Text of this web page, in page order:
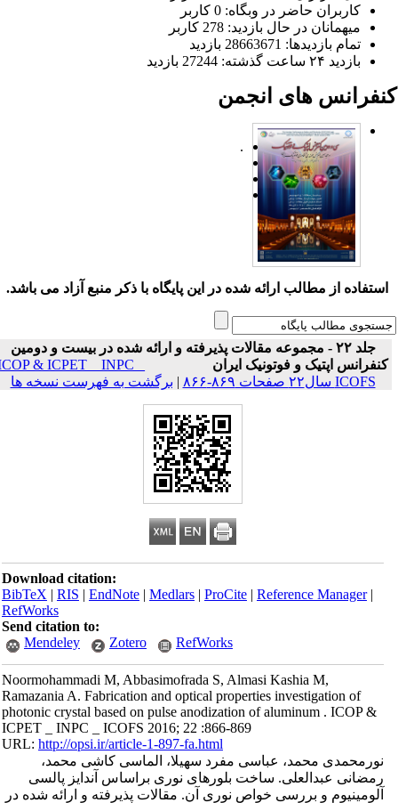
کاربران حاضر در وبگاه: 0 کاربر
میهمانان در حال بازدید: 278 کاربر
تمام بازدید‌ها: 28663671 بازدید
بازدید ۲۴ ساعت گذشته: 27244 بازدید
های انجمن
.
استفاده از مطالب ارائه شده در این پایگاه با ذکر منبع آزاد می باشد.
جلد ۲۲ - مجموعه مقالات پذیرفته و ارائه شده در بیست و دومین
کنفرانس اپتیک و فوتونیک ایران
ICOP & ICPET _ INPC _
ICOFS سال۲۲ صفحات ۸۶۹-۸۶۶
| برگشت به فهرست نسخه ها
Download citation:
BibTeX|RIS|EndNote|Medlars|ProCite|Reference Manager
RefWorks
Send citation to:
Mendeley
Zotero RefWorks
Noormohammadi M, Abbasimofrada S, Almasi Kashia M,
Ramazania A. Fabrication and optical properties investigation of
photonic crystal based on pulse anodization of aluminum . ICOP &
ICPET _ INPC _ ICOFS 2016; 22 :866-869
URL:http://opsi.ir/article-1-897-fa.html
نورمحمدی محمد، عباسی مفرد سهیلا، الماسی کاشی محمد،
رمضانی عبدالعلی. ساخت بلورهای نوری براساس آندایز پالسی
آلومینیوم و بررسی خواص نوری آن. مقالات پذیرفته و ارائه شده در